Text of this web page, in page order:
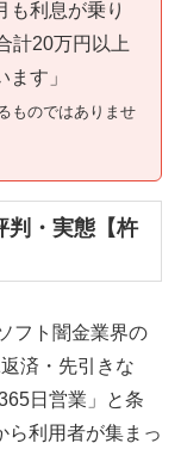
も利息が乗り
計20万円以上
す」
ものではありませ
判・実態【杵
フト闇金業界の
済・先引きな
日営業」と条
ら利用者が集まっ